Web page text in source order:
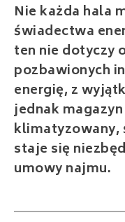
Nie każda hala
świadectwa
ten nie dotyczy
pozbawionych
energię, z
jednak
klimatyzowany,
staje się
umowy najmu.